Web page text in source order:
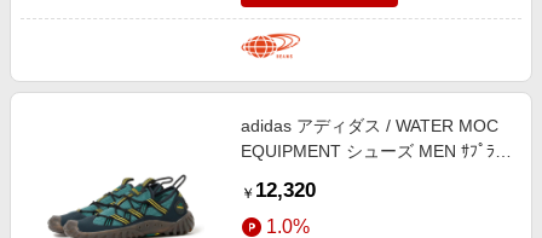
adidas アディダス / WATER MOC
EQUIPMENT シューズ MEN ｻﾌﾟﾗｲﾔ
￥ 12,320
1.0%